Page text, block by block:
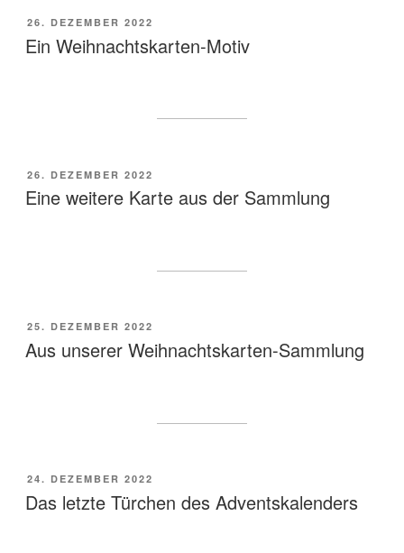
VERÖFFENTLICHT
AM
26. DEZEMBER 2022
Ein Weihnachtskarten-Motiv
VERÖFFENTLICHT
AM
26. DEZEMBER 2022
Eine weitere Karte aus der Sammlung
VERÖFFENTLICHT
AM
25. DEZEMBER 2022
Aus unserer Weihnachtskarten-Sammlung
VERÖFFENTLICHT
AM
24. DEZEMBER 2022
Das letzte Türchen des Adventskalenders